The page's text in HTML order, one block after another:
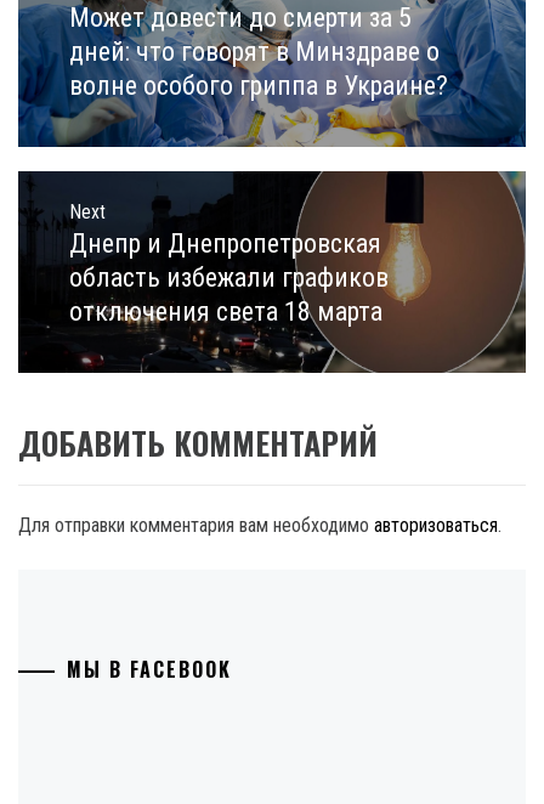
записям
Previous
post:
Может довести до смерти за 5
дней: что говорят в Минздраве о
волне особого гриппа в Украине?
Next
Next
post:
Днепр и Днепропетровская
область избежали графиков
отключения света 18 марта
ДОБАВИТЬ КОММЕНТАРИЙ
Для отправки комментария вам необходимо авторизоваться.
МЫ В FACEBOOK